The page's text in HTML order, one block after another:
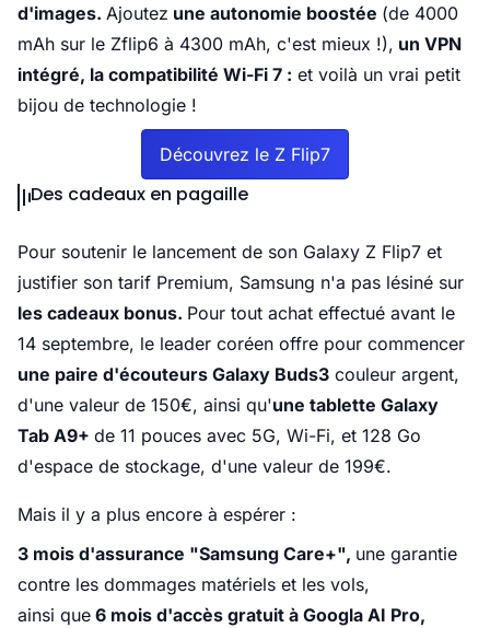
d'images. Ajoutez une autonomie boostée (de 4000
mAh sur le Zflip6 à 4300 mAh, c'est mieux !), un VPN
intégré, la compatibilité Wi-Fi 7 : et voilà un vrai petit
bijou de technologie !
Découvrez le Z Flip7
Des cadeaux en pagaille
Pour soutenir le lancement de son Galaxy Z Flip7 et
justifier son tarif Premium, Samsung n'a pas lésiné sur
les cadeaux bonus. Pour tout achat effectué avant le
14 septembre, le leader coréen offre pour commencer
une paire d'écouteurs Galaxy Buds3 couleur argent,
d'une valeur de 150€, ainsi qu'une tablette Galaxy
Tab A9+ de 11 pouces avec 5G, Wi-Fi, et 128 Go
d'espace de stockage, d'une valeur de 199€.
Mais il y a plus encore à espérer :
3 mois d'assurance "Samsung Care+", une garantie
contre les dommages matériels et les vols,
ainsi que 6 mois d'accès gratuit à Googla AI Pro,